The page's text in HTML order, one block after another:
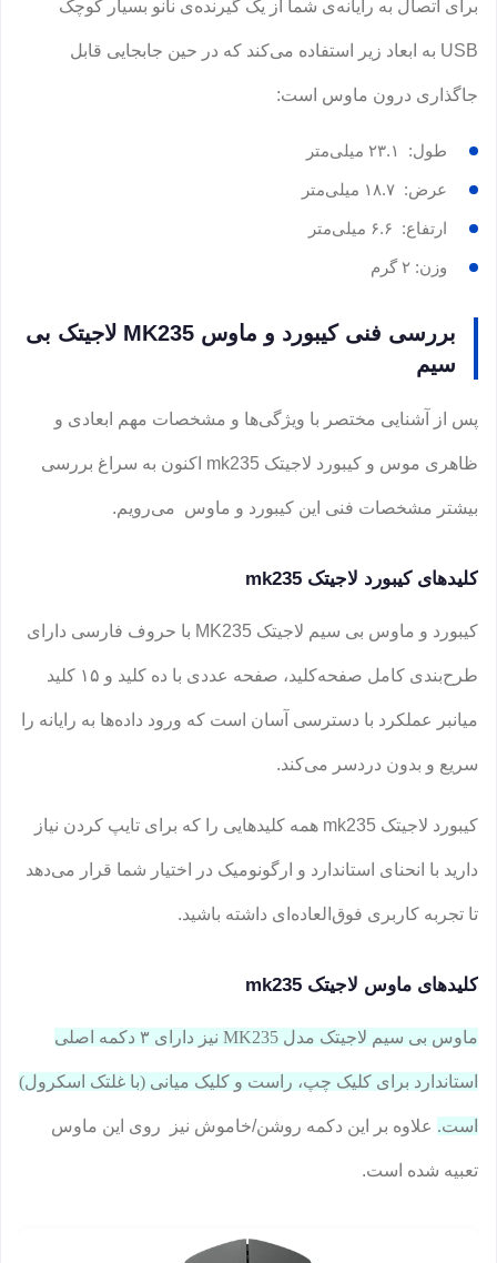
برای اتصال به رایانه‌ی شما از یک گیرنده‌ی نانو بسیار کوچک
USB به ابعاد زیر استفاده می‌کند که در حین جابجایی قابل
جاگذاری درون ماوس است:
طول: ۲۳.۱ میلی‌متر
عرض: ۱۸.۷ میلی‌متر
ارتفاع: ۶.۶ میلی‌متر
وزن: ۲ گرم
بررسی فنی کیبورد و ماوس MK235 لاجیتک بی
سیم
پس از آشنایی مختصر با ویژگی‌ها و مشخصات مهم ابعادی و
ظاهری موس و کیبورد لاجیتک mk235 اکنون به سراغ بررسی
بیشتر مشخصات فنی این کیبورد و ماوس می‌رویم.
کلیدهای کیبورد لاجیتک mk235
کیبورد و ماوس بی سیم لاجیتک MK235 با حروف فارسی دارای
طرح‌بندی کامل صفحه‌کلید، صفحه عددی با ده کلید و ۱۵ کلید
میانبر عملکرد با دسترسی آسان است که ورود داده‌ها به رایانه را
سریع و بدون دردسر می‌کند.
کیبورد لاجیتک mk235 همه کلیدهایی را که برای تایپ کردن نیاز
دارید با انحنای استاندارد و ارگونومیک در اختیار شما قرار می‌دهد
تا تجربه کاربری فوق‌العاده‌ای داشته باشید.
کلیدهای ماوس لاجیتک mk235
ماوس بی سیم لاجیتک مدل MK235 نیز دارای ۳ دکمه اصلی
استاندارد برای کلیک چپ، راست و کلیک میانی (با غلتک اسکرول)
است. علاوه بر این دکمه روشن/خاموش نیز روی این ماوس
تعبیه شده است.